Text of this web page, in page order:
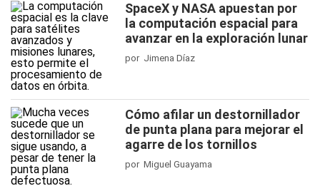
SpaceX y NASA apuestan por
la computación espacial para
avanzar en la exploración lunar
por Jimena Díaz
Cómo afilar un destornillador
de punta plana para mejorar el
agarre de los tornillos
por Miguel Guayama